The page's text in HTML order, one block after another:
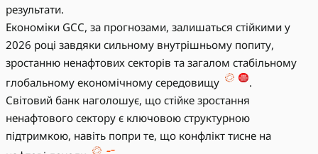
результати.
Економіки GCC, за прогнозами, залишаться стійкими у
2026 році завдяки сильному внутрішньому попиту,
зростанню ненафтових секторів та загалом стабільному
глобальному економічному середовищу
.
Світовий банк наголошує, що стійке зростання
ненафтового сектору є ключовою структурною
підтримкою, навіть попри те, що конфлікт тисне на